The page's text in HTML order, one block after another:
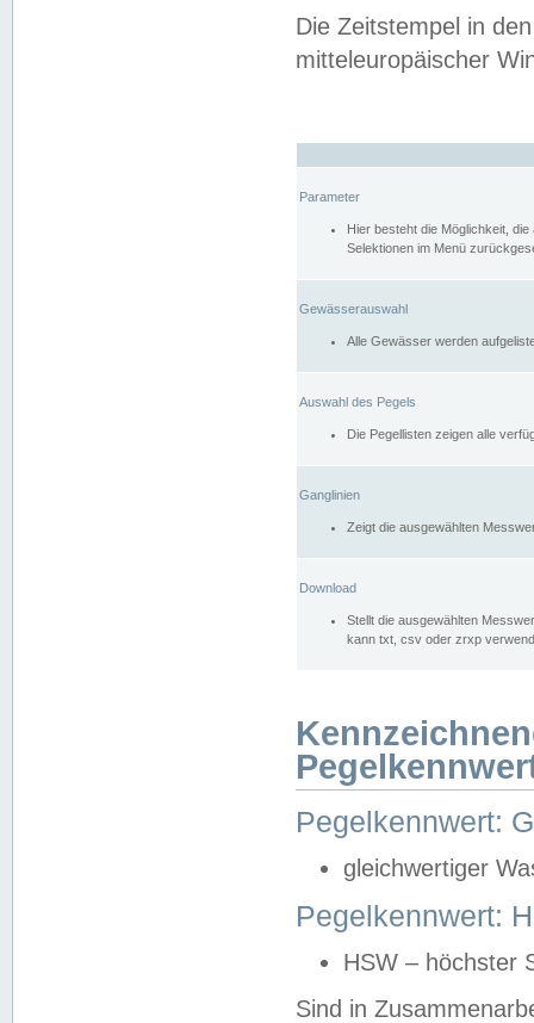
Die Zeitstempel in
mitteleuropäischer
Parameter
Hier besteht die Möglichkeit,
Selektionen im Menü
Gewässerauswahl
Alle Gewässer werden
Auswahl des Pegels
Die Pegellisten zeigen alle
Ganglinien
Zeigt die ausgewählten
Download
Stellt die ausgewählten
kann txt, csv oder zrxp
Pegelkennwert:
gleichwertiger
Pegelkennwert:
HSW – höchster
Sind in